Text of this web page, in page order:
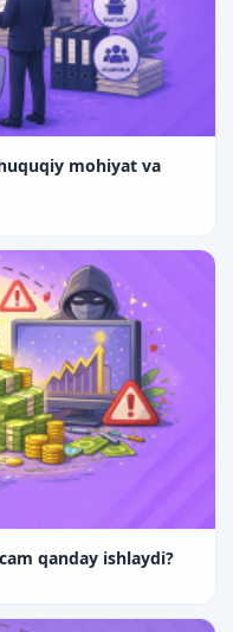
mohiyat va
qanday ishlaydi?